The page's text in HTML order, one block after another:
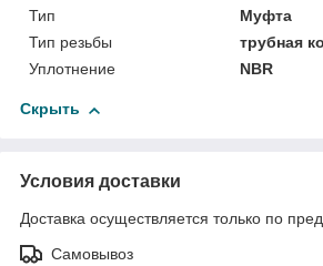
Тип
Муфта
Тип резьбы
трубная
Уплотнение
NBR
Скрыть
Условия доставки
Доставка осуществляется только по
Самовывоз